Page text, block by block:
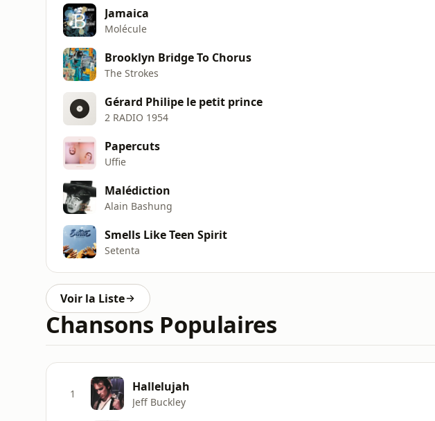
Jamaica
Molécule
Brooklyn Bridge To Chorus
The Strokes
Gérard Philipe le petit prince
2 RADIO 1954
Papercuts
Uffie
Malédiction
Alain Bashung
Smells Like Teen Spirit
Setenta
Voir la Liste
Chansons Populaires
1 Hallelujah
Jeff Buckley